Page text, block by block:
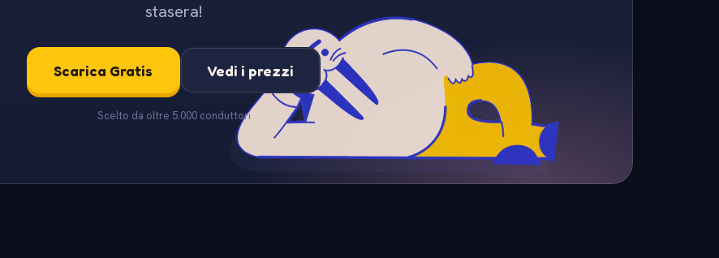
stasera!
Scarica Gratis Vedi i prezzi
Scelto da oltre 5.000 conduttori